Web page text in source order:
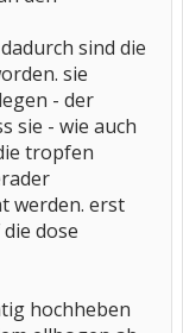
sind die
sie
- der
sie - wie auch
tropfen
werden. erst
dose
hochheben